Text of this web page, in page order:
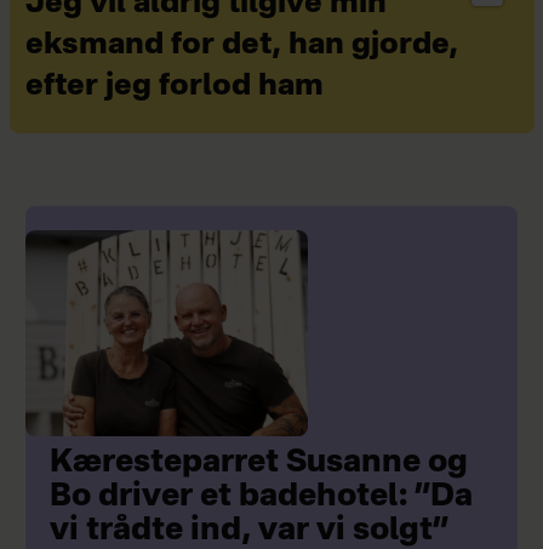
eksmand for det, han gjorde,
efter jeg forlod ham
Kæresteparret Susanne og
Bo driver et badehotel: ”Da
vi trådte ind, var vi solgt”